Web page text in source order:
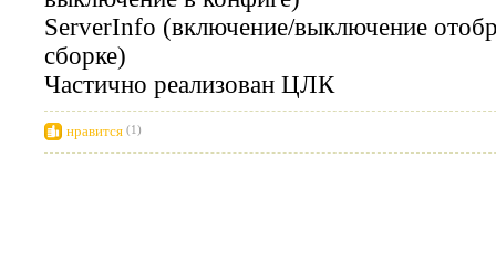
ServerInfo (включение/выключение
сборке)
Частично реализован ЦЛК
нравится (1)